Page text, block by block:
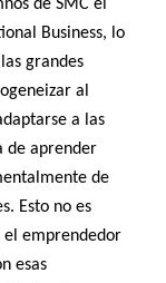
de SMC el
Business, lo
grandes
al
a las
de aprender
de
Esto no es
el emprendedor
esas